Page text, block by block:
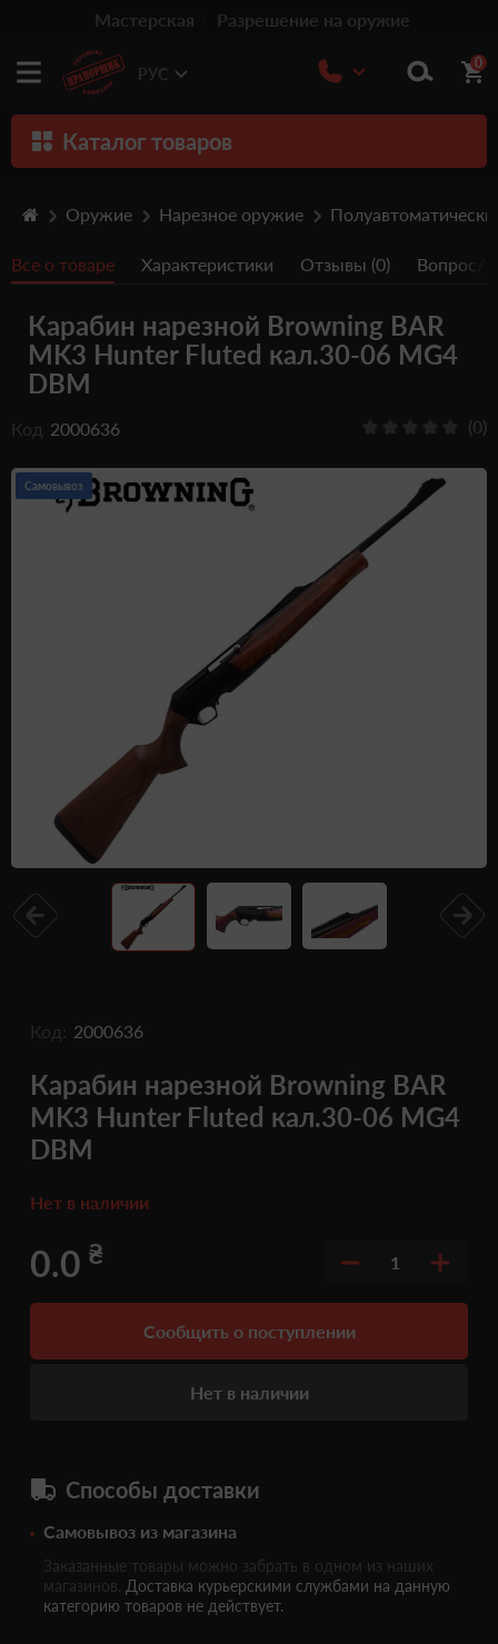
Мастерская Разрешение на оружие
РУС
0
Каталог товаров
Травматическое оружие
Пистолеты
Оптика
Релоадинг патронов
Подарочные Сертификати
Оружие Нарезное оружие
Все о товаре Характеристики Отзывы (0) Вопрос/
Карабин нарезной Browning BAR
MK3 Hunter Fluted кал.30-06 MG4
DBM
Код 2000636 (0)
Самовывоз
Код: 2000636
Карабин нарезной Browning BAR
MK3 Hunter Fluted кал.30-06 MG4
DBM
Нет в наличии
0.0 ₴ 1
Сообщить о поступлении
Нет в наличии
Способы доставки
Самовывоз из магазина
Заказанные товары можно забрать в одном из наших
магазинов. Доставка курьерскими службами на данную
категорию товаров не действует.